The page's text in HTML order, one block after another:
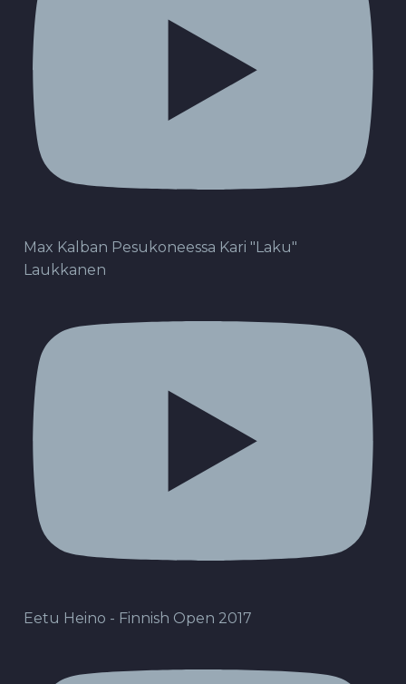
Max Kalban Pesukoneessa Kari "Laku"
Laukkanen
Eetu Heino - Finnish Open 2017